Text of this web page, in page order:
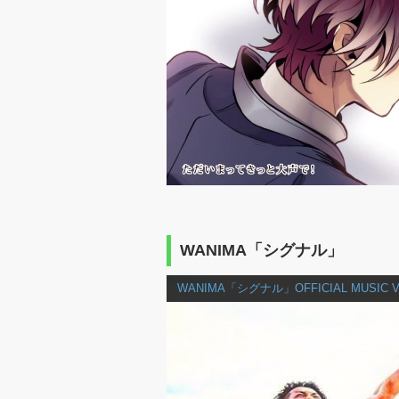
WANIMA「シグナル」
WANIMA「シグナル」OFFICIAL MUSIC